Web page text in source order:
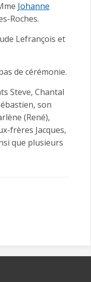
Johanne
Roches.
Lefrançois et
de cérémonie.
Steve, Chantal
son
(René),
frères Jacques,
que plusieurs